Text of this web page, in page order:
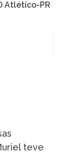
Atlético-PR
teve